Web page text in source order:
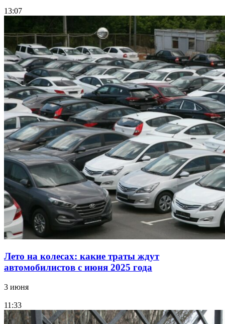
13:07
Лето на колесах: какие траты ждут
автомобилистов с июня 2025 года
3 июня
11:33